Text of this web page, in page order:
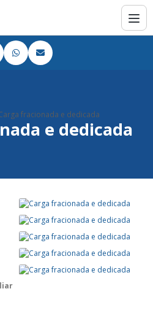
fracionada e dedicada
e dedicada